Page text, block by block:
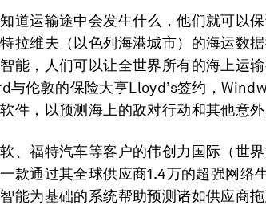
道运输途中会发生什么，他们就可以
拉维夫（以色列海港城市）的海运数
能，人们可以让全世界所有的海上运输
与伦敦的保险大亨Lloyd’s签约，
件，以预测海上的敌对行动和其他意外
、福特汽车等客户的伟创力国际（世
款通过其全球供应商1.4万的超强网络
能为基础的系统帮助预测诸如供应商